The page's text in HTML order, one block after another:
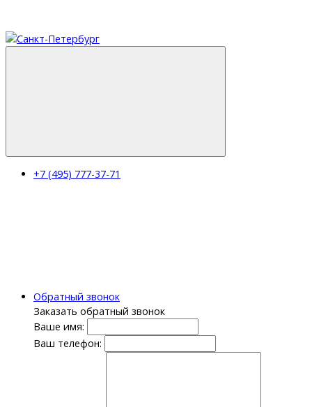
+7 (495) 777-37-71
Обратный звонок
Заказать обратный звонок
Ваше имя:
Ваш телефон: